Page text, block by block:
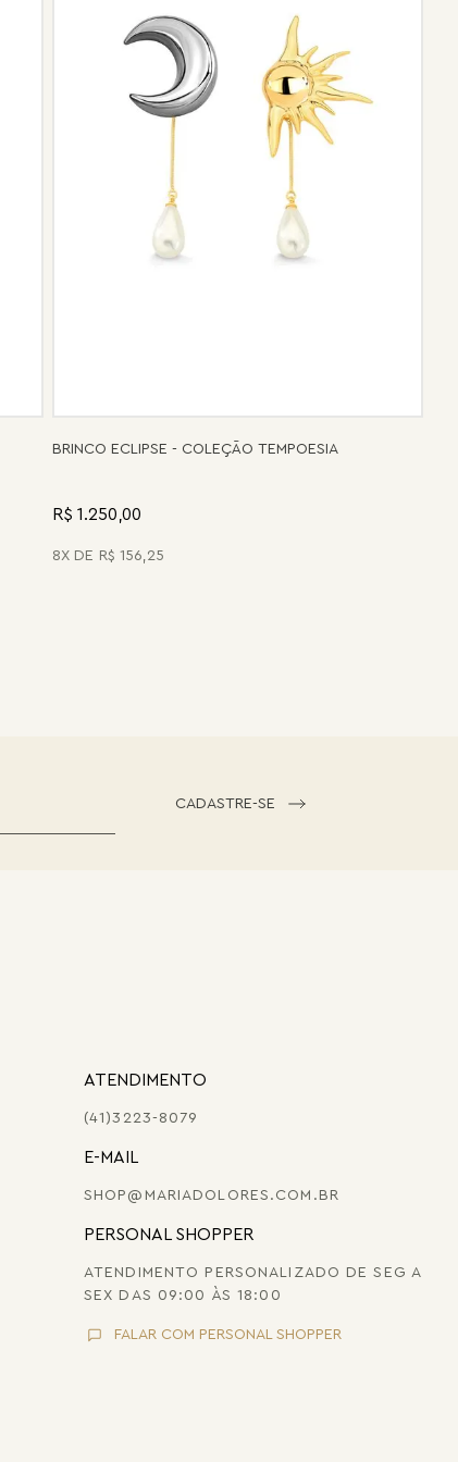
BRINCO ECLIPSE - COLEÇÃO TEMPOESIA
R$ 1.250,00
8 R$ 156,25
CADASTRE-SE
ATENDIMENTO
(41)3223-8079
E-MAIL
SHOP@MARIADOLORES.COM.BR
PERSONAL SHOPPER
ATENDIMENTO PERSONALIZADO DE SEG A
SEX DAS 09:00 ÀS 18:00
FALAR COM PERSONAL SHOPPER